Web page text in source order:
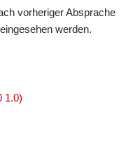
vorheriger Absprache
werden.
1.0)